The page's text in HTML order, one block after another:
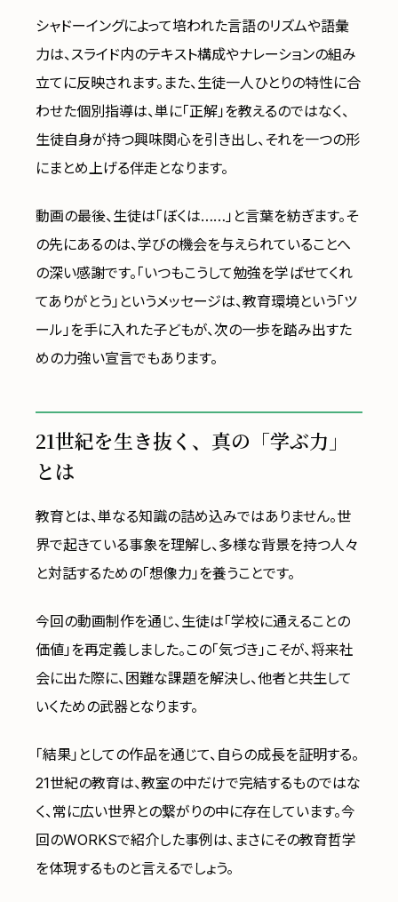
シャドーイングによって培われた言語のリズムや語彙
力は、スライド内のテキスト構成やナレーションの組み
立てに反映されます。また、生徒一人ひとりの特性に合
わせた個別指導は、単に「正解」を教えるのではなく、
生徒自身が持つ興味関心を引き出し、それを一つの形
にまとめ上げる伴走となります。
動画の最後、生徒は「ぼくは……」と言葉を紡ぎます。そ
の先にあるのは、学びの機会を与えられていることへ
の深い感謝です。「いつもこうして勉強を学ばせてくれ
てありがとう」というメッセージは、教育環境という「ツ
ール」を手に入れた子どもが、次の一歩を踏み出すた
めの力強い宣言でもあります。
21世紀を生き抜く、真の「学ぶ力」
とは
教育とは、単なる知識の詰め込みではありません。世
界で起きている事象を理解し、多様な背景を持つ人々
と対話するための「想像力」を養うことです。
今回の動画制作を通じ、生徒は「学校に通えることの
価値」を再定義しました。この「気づき」こそが、将来社
会に出た際に、困難な課題を解決し、他者と共生して
いくための武器となります。
「結果」としての作品を通じて、自らの成長を証明する。
21世紀の教育は、教室の中だけで完結するものではな
く、常に広い世界との繋がりの中に存在しています。今
回のWORKSで紹介した事例は、まさにその教育哲学
を体現するものと言えるでしょう。